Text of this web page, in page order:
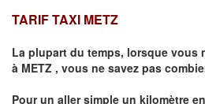
TARIF TAXI METZ
La plupart du temps, lorsque vous
à METZ , vous ne savez pas
Pour un aller simple un kilomètre